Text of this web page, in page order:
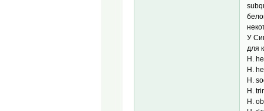
У
для
H.
H.
H.
H.
H.